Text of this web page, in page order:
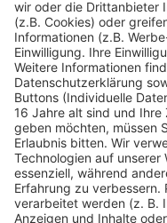
Service Hotline
Shop Service
Informationen
Folge uns